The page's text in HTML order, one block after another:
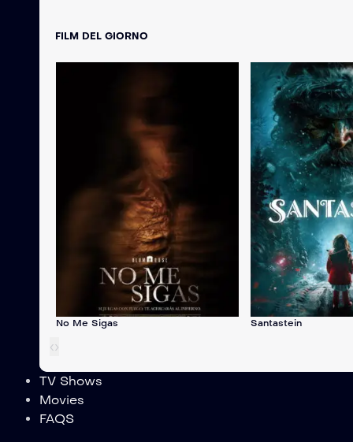
FILM DEL GIORNO
No Me Sigas Santastein
‹›
TV Shows
Movies
FAQS